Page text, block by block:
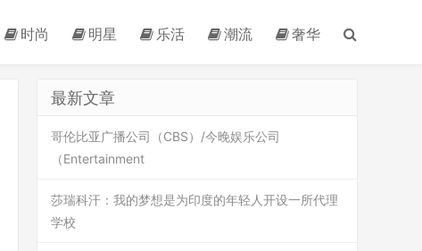
时尚 明星 乐活 潮流 奢华
最新文章
哥伦比亚广播公司（CBS）/今晚娱乐公司
（Entertainment
莎瑞科汗：我的梦想是为印度的年轻人开设一所代理
学校